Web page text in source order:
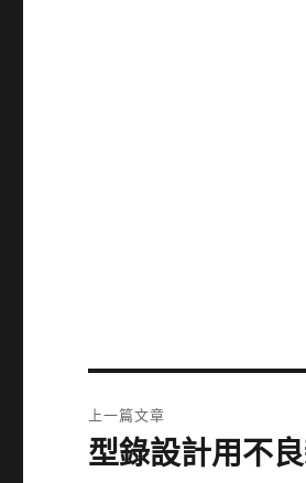
章
上一篇文章
上
型錄設計用不